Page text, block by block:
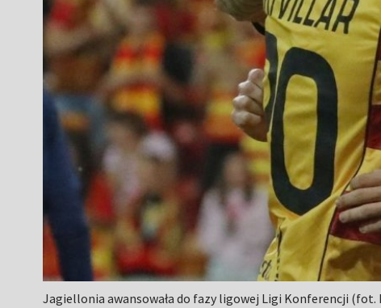
Jagiellonia awansowała do fazy ligowej Ligi Konferencji (fot.